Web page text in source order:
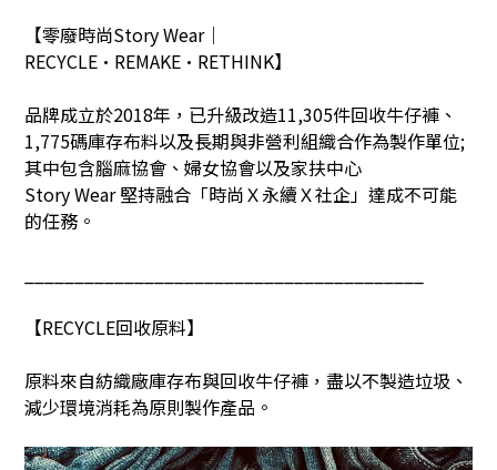
【零廢時尚Story Wear｜
RECYCLE•REMAKE•RETHINK】
品牌成立於2018年，已升級改造11,305件回收牛仔褲、
1,775碼庫存布料以及長期與非營利組織合作為製作單位;
其中包含腦麻協會、婦女協會以及家扶中心
Story Wear堅持融合「時尚Ｘ永續Ｘ社企」達成不可能
的任務。
【RECYCLE回收原料】
原料來自紡織廠庫存布與回收牛仔褲，盡以不製造垃圾、
減少環境消耗為原則製作產品。